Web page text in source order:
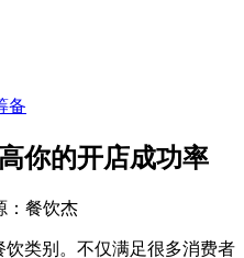
备
你的开店成功率
：餐饮杰
类别。不仅满足很多消费者